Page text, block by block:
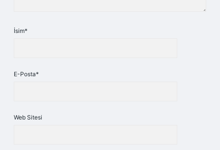
İsim*
E-Posta*
Web Sitesi